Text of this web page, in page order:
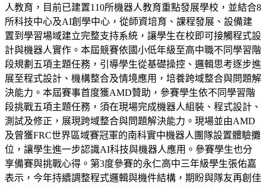
人教育，目前已建置110所機器人教育重點發展學校，並結合8
所科技中心及AI創學中心，從師資培育、課程發展、設備建
置到學習場域建立完整支持系統，讓學生在校即可接觸程式設
計與機器人實作。本屆競賽依國小低年級至高中職不同學習階
段規劃五項主題任務，引導學生從基礎操控、邏輯思考逐步進
展至程式設計、機構整合及情境應用，培養跨域整合與問題解
決能力。本屆賽事首度獲AMD贊助，參賽學生依不同學習階
段挑戰五項主題任務，須在現場完成機器人組裝、程式設計、
測試及修正，展現跨域整合與問題解決能力。現場並由AMD
及曾獲FRC世界區域賽冠軍的南科實中機器人團隊設置體驗攤
位，讓學生進一步認識AI科技與機器人應用。參賽學生也分
享備賽與挑戰心得。第3度參賽的永仁高中三年級學生張佑嘉
表示，今年持續調整程式邏輯與機件結構，期盼與隊友再創佳